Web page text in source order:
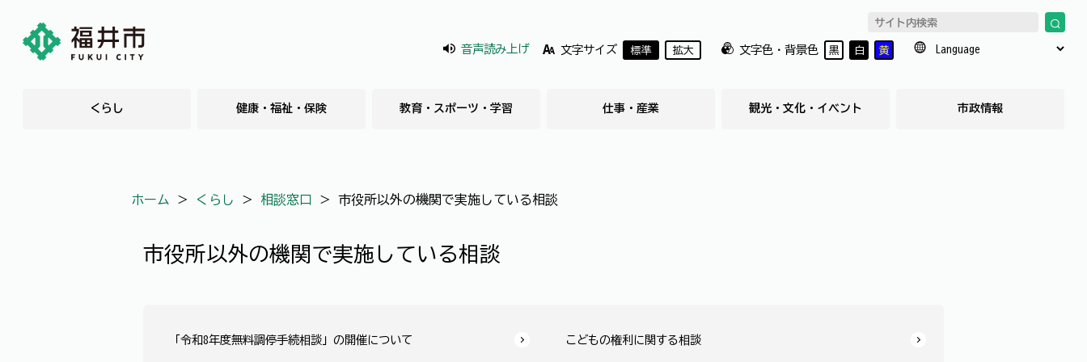
音声読み上げ 文字サイズ 標準 拡大 文字色・背景色 黒 白 黄
くらし 健康・福祉・保険 教育・スポーツ・学習 仕事・産業 観光・文化・イベント 市政情報
ホーム ＞ くらし ＞ 相談窓口 ＞ 市役所以外の機関で実施している相談
市役所以外の機関で実施している相談
「令和8年度無料調停手続相談」の開催について こどもの権利に関する相談